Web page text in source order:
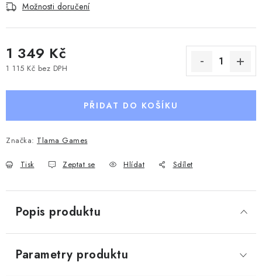
Možnosti doručení
1 349 Kč
1 115 Kč bez DPH
PŘIDAT DO KOŠÍKU
Značka: Tlama Games
Tisk Zeptat se Hlídat Sdílet
Popis produktu
Parametry produktu